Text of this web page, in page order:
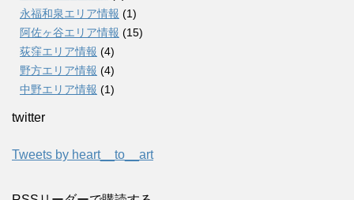
永福和泉エリア情報 (1)
阿佐ヶ谷エリア情報 (15)
荻窪エリア情報 (4)
野方エリア情報 (4)
中野エリア情報 (1)
twitter
Tweets by heart__to__art